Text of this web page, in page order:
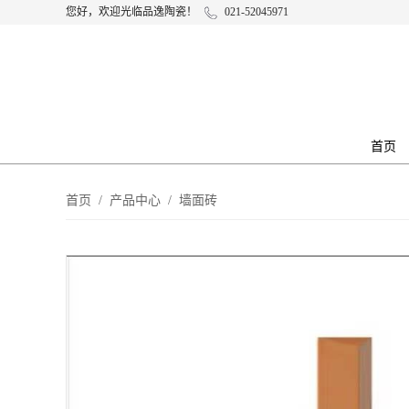
您好，欢迎光临品逸陶瓷！ 021-52045971
首页
首页 / 产品中心 / 墙面砖